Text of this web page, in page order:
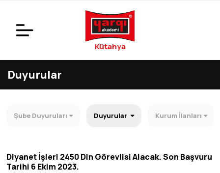
Kütahya
Duyurular
Şube Duyuruları Duyurular Kurum İlanları
Diyanet İşleri 2450 Din Görevlisi Alacak. Son Başvuru
Tarihi 6 Ekim 2023.